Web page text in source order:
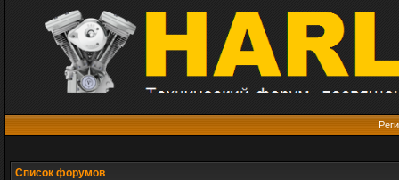
Список форумов